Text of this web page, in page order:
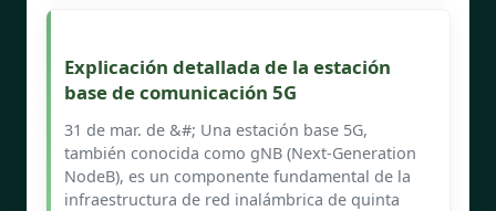
Explicación detallada de la estación
base de comunicación 5G
31 de mar. de &#; Una estación base 5G,
también conocida como gNB (Next-Generation
NodeB), es un componente fundamental de la
infraestructura de red inalámbrica de quinta